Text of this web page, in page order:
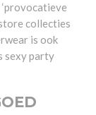
collecties
is ook
sexy party